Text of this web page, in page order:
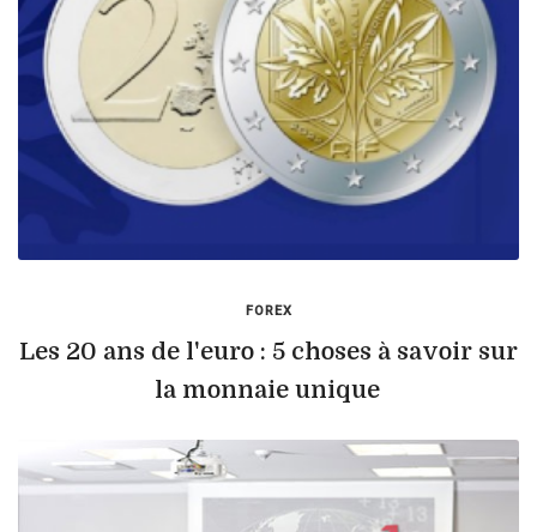
FOREX
Les 20 ans de l'euro : 5 choses à savoir sur
la monnaie unique